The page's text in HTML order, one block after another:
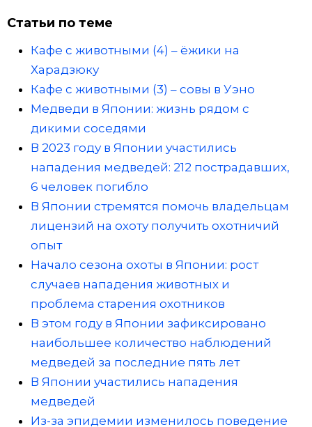
Статьи по теме
Кафе с животными (4) – ёжики на
Харадзюку
Кафе с животными (3) – совы в Уэно
Медведи в Японии: жизнь рядом с
дикими соседями
В 2023 году в Японии участились
нападения медведей: 212 пострадавших,
6 человек погибло
В Японии стремятся помочь владельцам
лицензий на охоту получить охотничий
опыт
Начало сезона охоты в Японии: рост
случаев нападения животных и
проблема старения охотников
В этом году в Японии зафиксировано
наибольшее количество наблюдений
медведей за последние пять лет
В Японии участились нападения
медведей
Из-за эпидемии изменилось поведение